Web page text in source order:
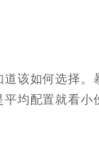
该如何选择
均配置就看小